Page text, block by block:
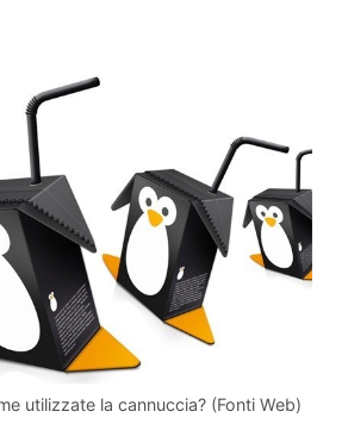
utilizzate la cannuccia? (Fonti Web)